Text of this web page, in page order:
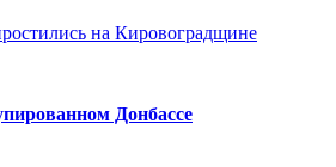
на Кировоградщине
Донбассе